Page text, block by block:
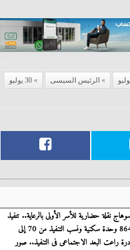
الرئيس السيسى
30 يوليو
نقلة حضارية للأسر الأولى بالرعاية.. تنفيذ
108 عمارات بإجمالى 864 وحدة سكنية ونسب التنفيذ من 70 إلى